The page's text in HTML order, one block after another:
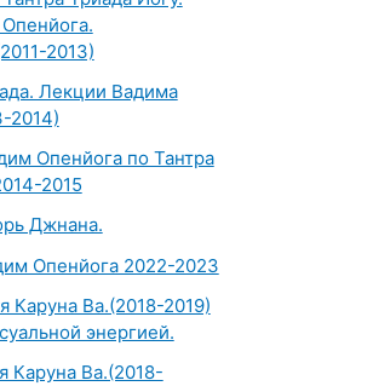
2013)
Лекции Вадима
2014)
Опенйога по Тантра
2015
Джнана.
Опенйога 2022-2023
Каруна Ва.(2018-2019)
энергией.
Каруна Ва.(2018-